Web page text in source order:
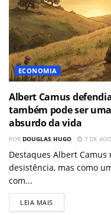
ECONOMIA
Albert Camus
também pode ser
absurdo da vida
POR DOUGLAS HUGO 7 DE
Destaques Albert
desistência, mas como
com...
LEIA MAIS